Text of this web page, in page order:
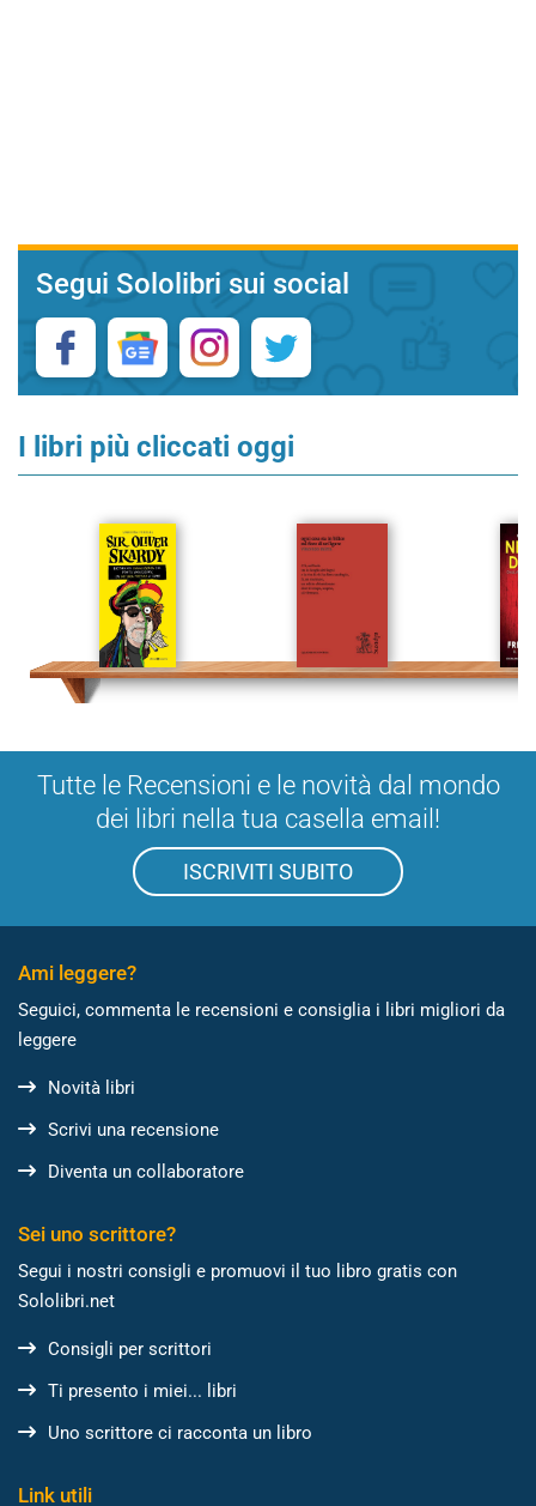
Segui Sololibri sui social
I libri più cliccati oggi
Tutte le Recensioni e le novità dal mondo
dei libri nella tua casella email!
ISCRIVITI SUBITO
Ami leggere?
Seguici, commenta le recensioni e consiglia i libri migliori da
leggere
Novità libri
Scrivi una recensione
Diventa un collaboratore
Sei uno scrittore?
Segui i nostri consigli e promuovi il tuo libro gratis con
Sololibri.net
Consigli per scrittori
Ti presento i miei... libri
Uno scrittore ci racconta un libro
Link utili